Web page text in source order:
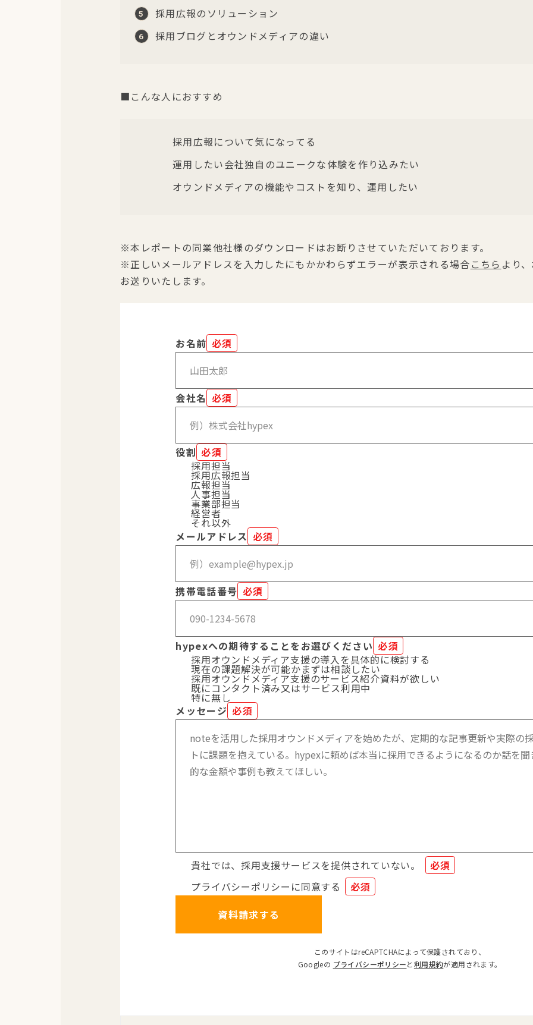
採用広報のソリューション
採用ブログとオウンドメディアの違い
■こんな人におすすめ
採用広報について気になってる
運用したい会社独自のユニークな体験を作り込みたい
オウンドメディアの機能やコストを知り、運用したい
※本レポートの同業他社様のダウンロードはお断りさせていただいております。
※正しいメールアドレスを入力したにもかかわらずエラーが表示される場合 こちら より
お送りいたします。
お名前 必須
会社名 必須
役割 必須
採用担当
採用広報担当
広報担当
人事担当
事業部担当
経営者
それ以外
メールアドレス 必須
携帯電話番号 必須
hypexへの期待することをお選びください 必須
採用オウンドメディア支援の導入を具体的に検討する
現在の課題解決が可能かまずは相談したい
採用オウンドメディア支援のサービス紹介資料が欲しい
既にコンタクト済み又はサービス利用中
特に無し
メッセージ 必須
貴社では、採用支援サービスを提供されていない。
必須
プライバシーポリシーに同意する
必須
資料請求する
このサイトはreCAPTCHAによって保護されており、
Googleの プライバシーポリシーと利用規約が適用されます。